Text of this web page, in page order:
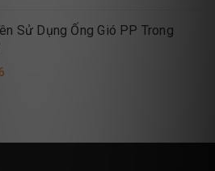
Sử Dụng Ống Gió PP Trong